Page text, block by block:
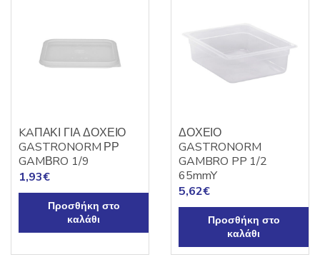
KAΠΑΚΙ ΓΙΑ ΔΟΧΕΙΟ
GASTRONORM ΡΡ
GAMΒRO 1/9
1,93€
Προσθήκη στο
καλάθι
ΔΟΧΕΙΟ
GASTRONORM
GAMBRO PP 1/2
65mmY
5,62€
Προσθήκη στο
καλάθι